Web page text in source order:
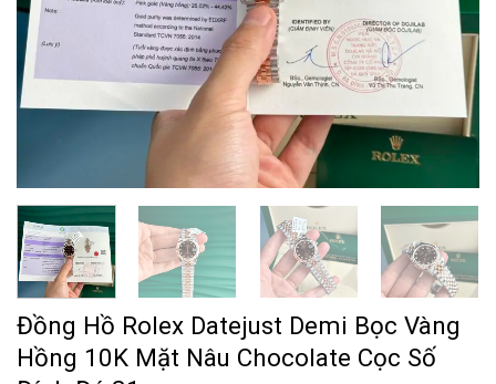
Đồng Hồ Rolex Datejust Demi Bọc Vàng
Hồng 10K Mặt Nâu Chocolate Cọc Số